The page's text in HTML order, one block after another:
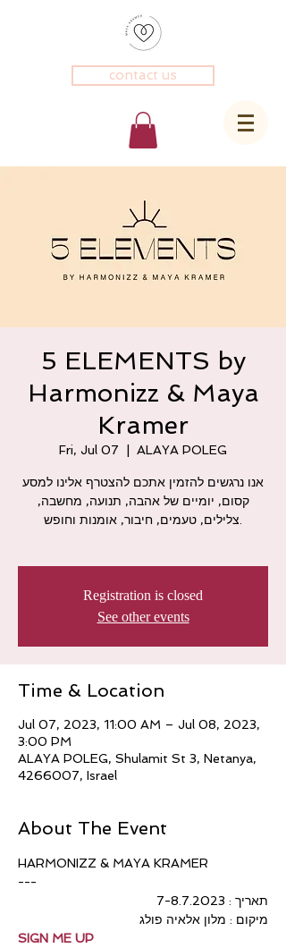
contact us
5 ELEMENTS by
Harmonizz & Maya
Kramer
Fri, Jul 07 ALAYA POLEG
אנו נרגשים להזמין אתכם להצטרף אלינו למסע
קסום, יומיים של אהבה, תנועה, מחשבה,
צלילים, טעמים, חיבור, אומנות וחופש.
Registration is closed
See other events
Time & Location
Jul 07, 2023, 11:00 AM – Jul 08, 2023,
3:00 PM
ALAYA POLEG, Shulamit St 3, Netanya,
4266007, Israel
About The Event
HARMONIZZ & MAYA KRAMER
---
תאריך : 7-8.7.2023
מיקום : מלון אלאיה פולג
SIGN ME UP